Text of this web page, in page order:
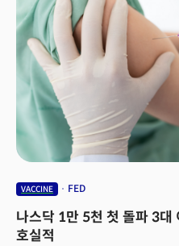
도입하려다 앱스토어에서 퇴출당했
법원에서 열띤 공방을 벌였고, 1심 판
후폭풍은 대단할 것으로 예상됩니다.
조치를 통해 앱 판매에 대해 애플에
있게 됐다”고 전했습니다. 또 “1000
꾸준한 수익을 안겨줬던 앱스토어
판결은 90일 후부터 발효됩니다. 애
이번 판결에 대한 공식적인 입장은
애플 사실 애플과 에픽사는 하루 전에
(현지시각) 에픽이 한국에서 포트나이
위해 애플의 인앱 결제 방식과 에픽 결
한국 국회가 구글과 애플을 겨냥해
조치입니다. ‘구글갑질방지법’으로 불
VACCINE FED
나스닥 1만 5천 첫 돌파 3대
호실적